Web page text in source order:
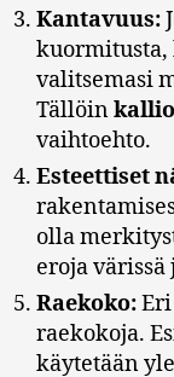
Kantavuus:
kuormitusta,
valitsemasi
Tällöin
vaihtoehto.
Esteettiset
olla
eroja värissä
Raekoko:
raekokoja.
käytetään